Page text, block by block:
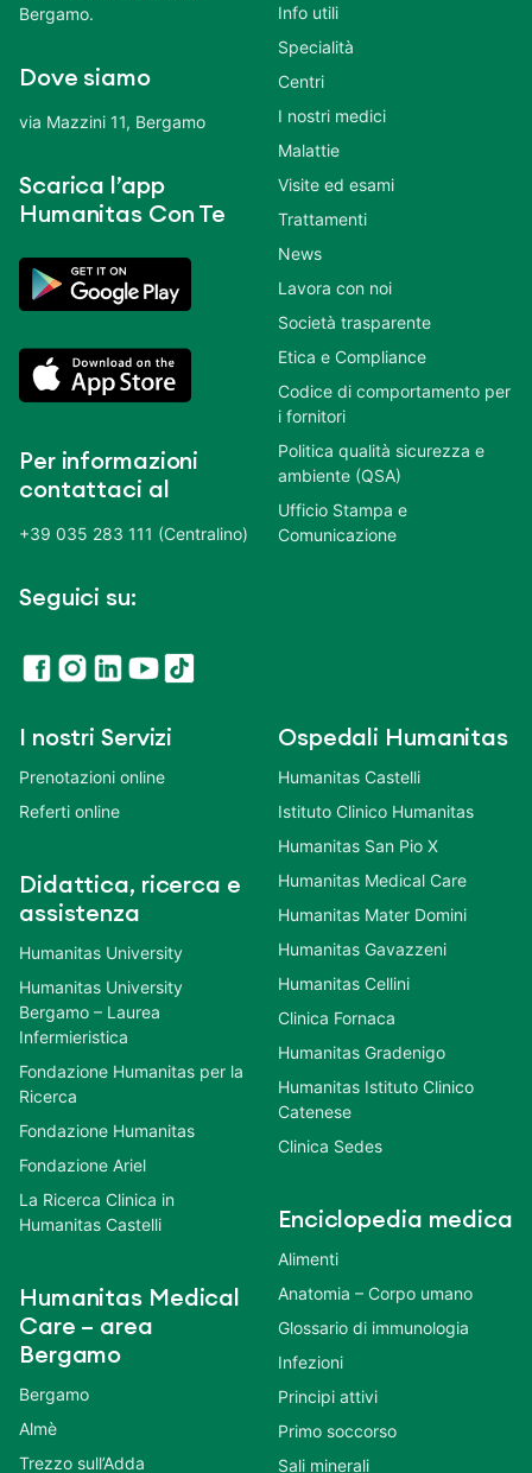
Bergamo.
Dove siamo
via Mazzini 11, Bergamo
Scarica l’app
Humanitas Con Te
Per informazioni
contattaci al
+39 035 283 111 (Centralino)
Seguici su:
Info utili
Specialità
Centri
I nostri medici
Malattie
Visite ed esami
Trattamenti
News
Lavora con noi
Società trasparente
Etica e Compliance
Codice di comportamento per
i fornitori
Politica qualità sicurezza e
ambiente (QSA)
Ufficio Stampa e
Comunicazione
I nostri Servizi
Prenotazioni online
Referti online
Didattica, ricerca e
assistenza
Humanitas University
Humanitas University
Bergamo – Laurea
Infermieristica
Fondazione Humanitas per la
Ricerca
Fondazione Humanitas
Fondazione Ariel
La Ricerca Clinica in
Humanitas Castelli
Humanitas Medical
Care – area
Bergamo
Bergamo
Almè
Trezzo sull’Adda
Ospedali Humanitas
Humanitas Castelli
Istituto Clinico Humanitas
Humanitas San Pio X
Humanitas Medical Care
Humanitas Mater Domini
Humanitas Gavazzeni
Humanitas Cellini
Clinica Fornaca
Humanitas Gradenigo
Humanitas Istituto Clinico
Catenese
Clinica Sedes
Enciclopedia medica
Alimenti
Anatomia – Corpo umano
Glossario di immunologia
Infezioni
Principi attivi
Primo soccorso
Sali minerali